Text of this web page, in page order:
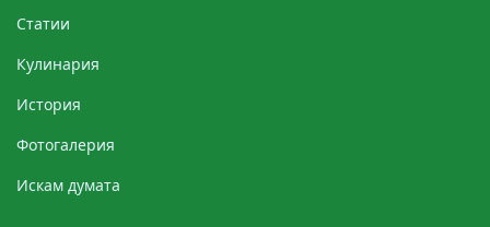
Cтатии
Кулинария
История
Фотогалерия
Искам думата